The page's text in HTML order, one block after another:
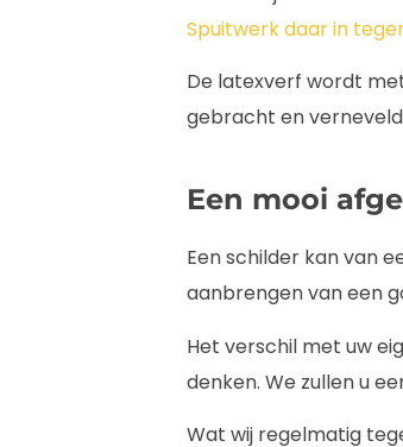
Spuitwerk daar in
De latexverf wordt
gebracht en
Een mooi
Een schilder kan van
aanbrengen van een
Het verschil met uw
denken. We zullen u
Wat wij regelmatig